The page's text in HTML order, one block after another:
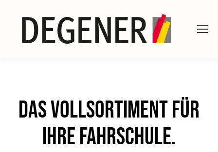
Das Vollsortiment für
Ihre Fahrschule.